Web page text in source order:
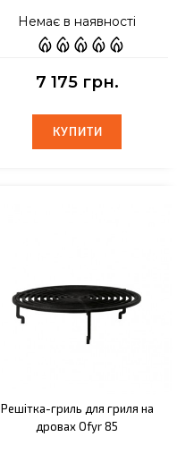
Немає в наявності
7 175 грн.
КУПИТИ
КУПИТИ
Решітка-гриль для гриля на
дровах Ofyr 85